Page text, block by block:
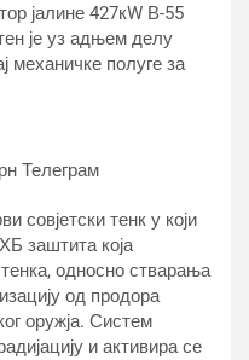
јалине 427кW В-55
је уз адњем делу
механичке полуге за
Телеграм
совјетски тенк у који
заштита која
односно стварања
од продора
оружја. Систем
и активира се